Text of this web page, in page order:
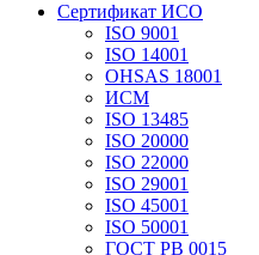
Сертификат ИСО
ISO 9001
ISO 14001
OHSAS 18001
ИСМ
ISO 13485
ISO 20000
ISO 22000
ISO 29001
ISO 45001
ISO 50001
ГОСТ РВ 0015